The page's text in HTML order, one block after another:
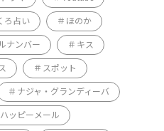
ろ占い ほのか
ナンバー キス
スポット
ナジャ・グランディーバ
ハッピーメール